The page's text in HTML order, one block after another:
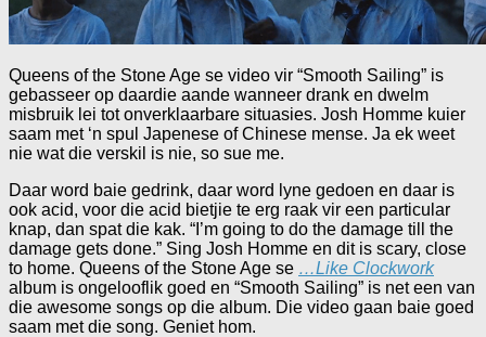
Queens of the Stone Age se video vir “Smooth Sailing” is
gebasseer op daardie aande wanneer drank en dwelm
misbruik lei tot onverklaarbare situasies. Josh Homme kuier
saam met ‘n spul Japenese of Chinese mense. Ja ek weet
nie wat die verskil is nie, so sue me.
Daar word baie gedrink, daar word lyne gedoen en daar is
ook acid, voor die acid bietjie te erg raak vir een particular
knap, dan spat die kak. “I’m going to do the damage till the
damage gets done.” Sing Josh Homme en dit is scary, close
to home. Queens of the Stone Age se …Like Clockwork
album is ongelooflik goed en “Smooth Sailing” is net een van
die awesome songs op die album. Die video gaan baie goed
saam met die song. Geniet hom.